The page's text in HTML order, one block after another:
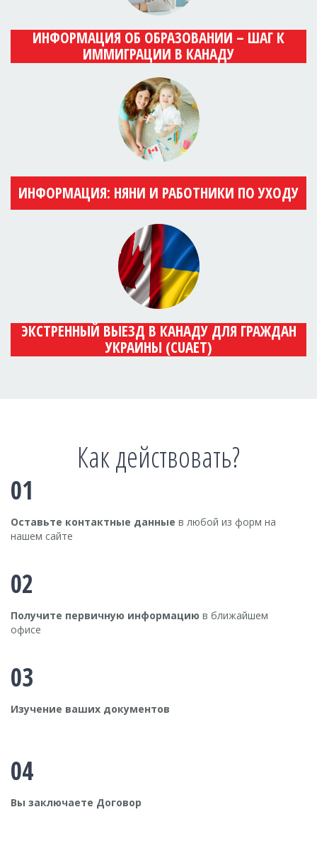
ИНФОРМАЦИЯ ОБ ОБРАЗОВАНИИ – ШАГ К
ИММИГРАЦИИ В КАНАДУ
ИНФОРМАЦИЯ: НЯНИ И РАБОТНИКИ ПО УХОДУ
ЭКСТРЕННЫЙ ВЫЕЗД В КАНАДУ ДЛЯ ГРАЖДАН
УКРАИНЫ (CUAET)
Как действовать?
01
Оставьте контактные данные в любой из форм на
нашем сайте
02
Получите первичную информацию в ближайшем
офисе
03
Изучение ваших документов
04
Вы заключаете Договор